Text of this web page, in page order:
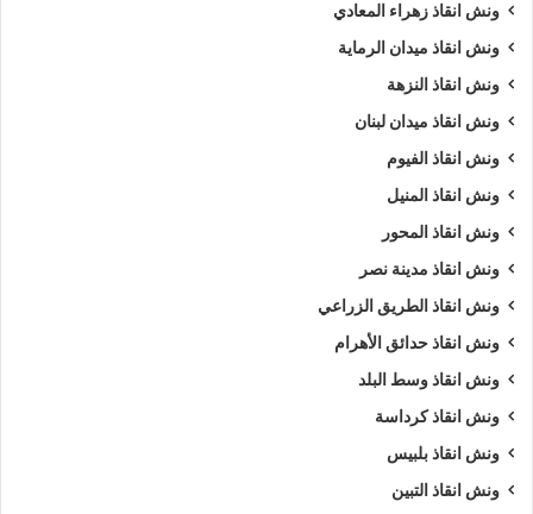
ونش انقاذ زهراء المعادي
ونش انقاذ ميدان الرماية
ونش انقاذ النزهة
ونش انقاذ ميدان لبنان
ونش انقاذ الفيوم
ونش انقاذ المنيل
ونش انقاذ المحور
ونش انقاذ مدينة نصر
ونش انقاذ الطريق الزراعي
ونش انقاذ حدائق الأهرام
ونش انقاذ وسط البلد
ونش انقاذ كرداسة
ونش انقاذ بلبيس
ونش انقاذ التبين